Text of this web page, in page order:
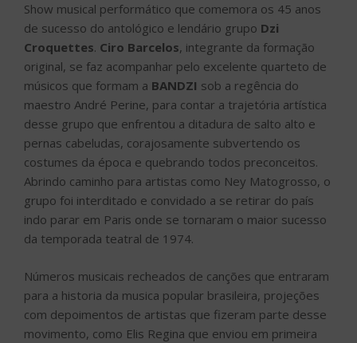
Show musical performático que comemora os 45 anos
de sucesso do antológico e lendário grupo Dzi
Croquettes. Ciro Barcelos, integrante da formação
original, se faz acompanhar pelo excelente quarteto de
músicos que formam a BANDZI sob a regência do
maestro André Perine, para contar a trajetória artística
desse grupo que enfrentou a ditadura de salto alto e
pernas cabeludas, corajosamente subvertendo os
costumes da época e quebrando todos preconceitos.
Abrindo caminho para artistas como Ney Matogrosso, o
grupo foi interditado e convidado a se retirar do país
indo parar em Paris onde se tornaram o maior sucesso
da temporada teatral de 1974.
Números musicais recheados de canções que entraram
para a historia da musica popular brasileira, projeções
com depoimentos de artistas que fizeram parte desse
movimento, como Elis Regina que enviou em primeira